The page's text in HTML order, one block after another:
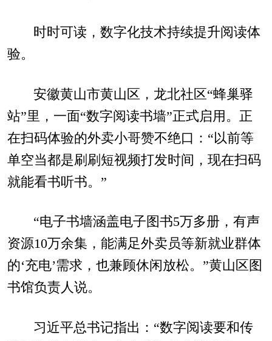
时时可读，数字化技术持续提升阅读体
验。
安徽黄山市黄山区，龙北社区“蜂巢驿
站”里，一面“数字阅读书墙”正式启用。正
在扫码体验的外卖小哥赞不绝口：“以前等
单空当都是刷刷短视频打发时间，现在扫码
就能看书听书。”
“电子书墙涵盖电子图书5万多册，有声
资源10万余集，能满足外卖员等新就业群体
的‘充电’需求，也兼顾休闲放松。”黄山区图
书馆负责人说。
习近平总书记指出：“数字阅读要和传